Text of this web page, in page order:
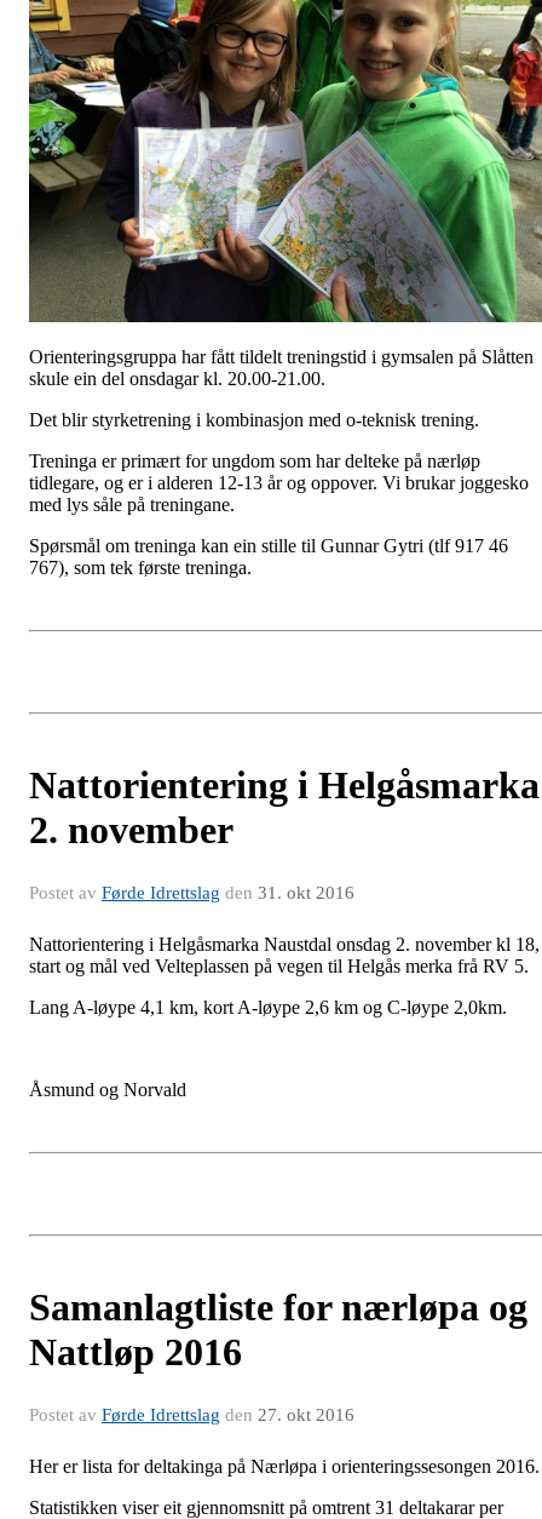
Orienteringsgruppa har fått tildelt treningstid i gymsalen på Slåtten
skule ein del onsdagar kl. 20.00-21.00.
Det blir styrketrening i kombinasjon med o-teknisk trening.
Treninga er primært for ungdom som har delteke på nærløp
tidlegare, og er i alderen 12-13 år og oppover. Vi brukar joggesko
med lys såle på treningane.
Spørsmål om treninga kan ein stille til Gunnar Gytri (tlf 917 46
767), som tek første treninga.
Nattorientering i Helgåsmarka
2. november
Postet av Førde Idrettslag den 31. okt 2016
Nattorientering i Helgåsmarka Naustdal onsdag 2. november kl 18,
start og mål ved Velteplassen på vegen til Helgås merka frå RV 5.
Lang A-løype 4,1 km, kort A-løype 2,6 km og C-løype 2,0km.
Åsmund og Norvald
Samanlagtliste for nærløpa og
Nattløp 2016
Postet av Førde Idrettslag den 27. okt 2016
Her er lista for deltakinga på Nærløpa i orienteringssesongen 2016.
Statistikken viser eit gjennomsnitt på omtrent 31 deltakarar per